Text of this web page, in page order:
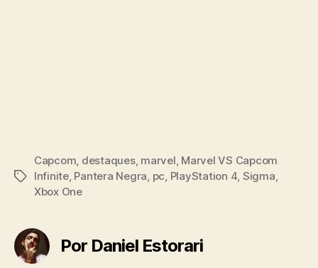
Tags
Capcom, destaques, marvel, Marvel VS Capcom
Infinite, Pantera Negra, pc, PlayStation 4, Sigma,
Xbox One
Por Daniel Estorari